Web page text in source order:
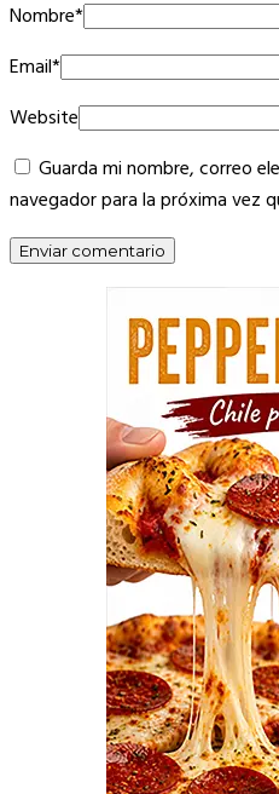
Nombre*
Email*
Website
Guarda mi nombre, correo
navegador para la próxima vez